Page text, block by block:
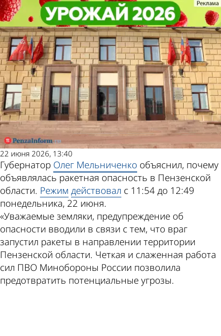
Губернатор объяснил введение
режима ракетной опасности
Общество
22 июня 2026, 13:40
Губернатор Олег Мельниченко объяснил, почему
объявлялась ракетная опасность в Пензенской
области. Режим действовал с 11:54 до 12:49
понедельника, 22 июня.
«Уважаемые земляки, предупреждение об
опасности вводили в связи с тем, что враг
запустил ракеты в направлении территории
Пензенской области. Четкая и слаженная работа
сил ПВО Минобороны России позволила
предотвратить потенциальные угрозы.
Губернатор объяснил введение
режима ракетной опасности
Общество
Другие новости по
теме
Погода и курсы
валют в Пензе